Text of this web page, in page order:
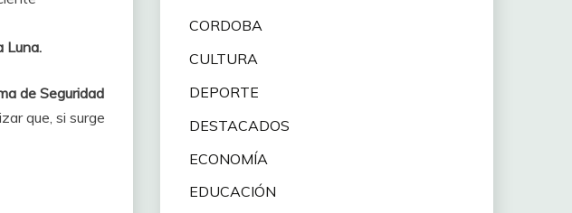
Luna.
de Seguridad
que, si surge
CORDOBA
CULTURA
DEPORTE
DESTACADOS
ECONOMÍA
EDUCACIÓN